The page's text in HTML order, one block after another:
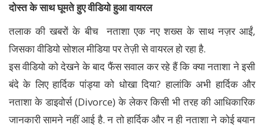
दोस्त के साथ घूमते हुए वीडियो हुआ वायरल
तलाक की खबरों के बीच नताशा एक नए शख्स के साथ नज़र आईं,
जिसका वीडियो सोशल मीडिया पर तेज़ी से वायरल हो रहा है.
इस वीडियो को देखने के बाद फैंस सवाल कर रहे हैं कि क्या नताशा ने इसी
बंदे के लिए हार्दिक पांड्या को धोखा दिया? हालांकि अभी हार्दिक और
नताशा के डाइवोर्स (Divorce) के लेकर किसी भी तरह की आधिकारिक
जानकारी सामने नहीं आई है. न तो हार्दिक और न ही नताशा ने कोई बयान